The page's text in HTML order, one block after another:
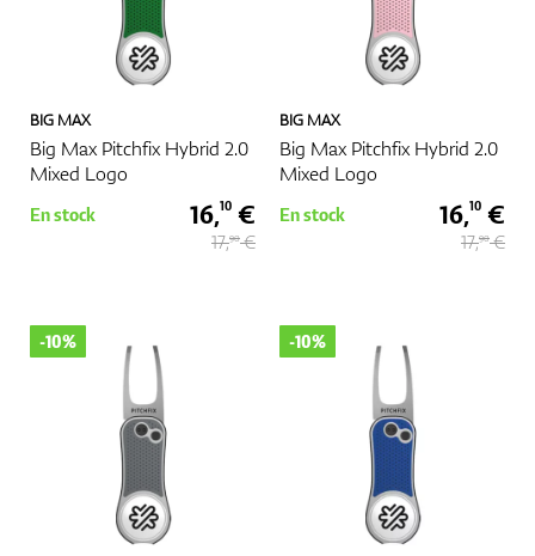
BIG MAX
Big Max Pitchfix Hybrid 2.0
Mixed Logo
En stock 16,10 €
17,90€
BIG MAX
Big Max Pitchfix Hybrid 2.0
Mixed Logo
En stock 16,10 €
17,90€
-10% -10%